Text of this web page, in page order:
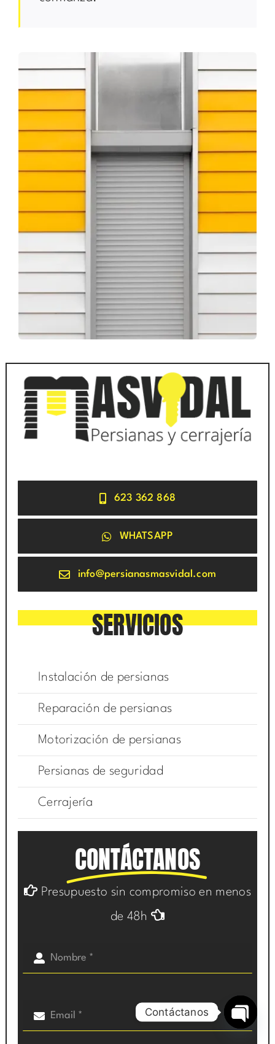
623 362 868
WHATSAPP
info@persianasmasvidal.com
SERVICIOS
Instalación de persianas
Reparación de persianas
Motorización de persianas
Persianas de seguridad
Cerrajería
CONTÁCTANOS
Presupuesto sin compromiso en menos
de 48h
Contáctanos
Open